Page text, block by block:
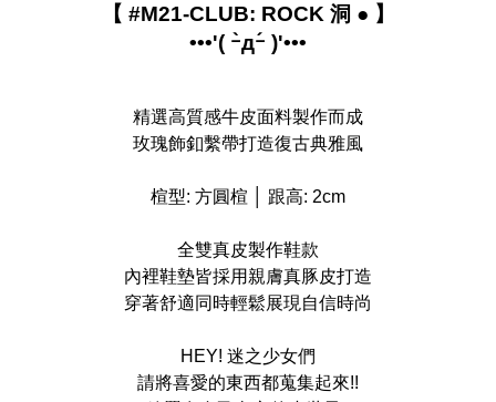
【 #M21-CLUB: ROCK 洞 ● 】
•••'( ｰ̀дｰ́ )'•••
精選高質感牛皮面料製作而成
玫瑰飾釦繫帶打造復古典雅風
楦型: 方圓楦 │ 跟高: 2cm
全雙真皮製作鞋款
內裡鞋墊皆採用親膚真豚皮打造
穿著舒適同時輕鬆展現自信時尚
HEY! 迷之少女們
請將喜愛的東西都蒐集起來!!